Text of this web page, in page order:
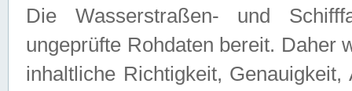
Die Wasserstraßen- und
ungeprüfte Rohdaten bereit. Daher
inhaltliche Richtigkeit,